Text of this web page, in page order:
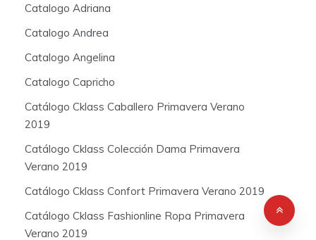
Catalogo Adriana
Catalogo Andrea
Catalogo Angelina
Catalogo Capricho
Catálogo Cklass Caballero Primavera Verano
2019
Catálogo Cklass Colección Dama Primavera
Verano 2019
Catálogo Cklass Confort Primavera Verano 2019
Catálogo Cklass Fashionline Ropa Primavera
Verano 2019